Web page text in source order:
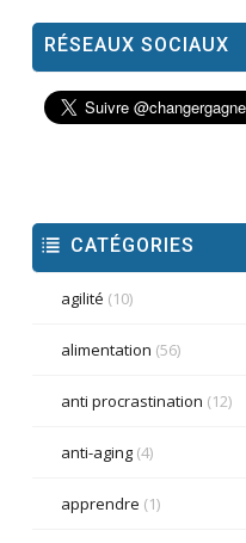
RÉSEAUX SOCIAUX
CATÉGORIES
agilité (10)
alimentation (56)
anti procrastination (12)
anti-aging(4)
apprendre (1)